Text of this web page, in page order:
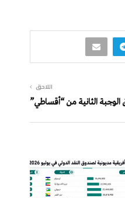
اللاحق
الوجبة الثانية من “أقساطي”